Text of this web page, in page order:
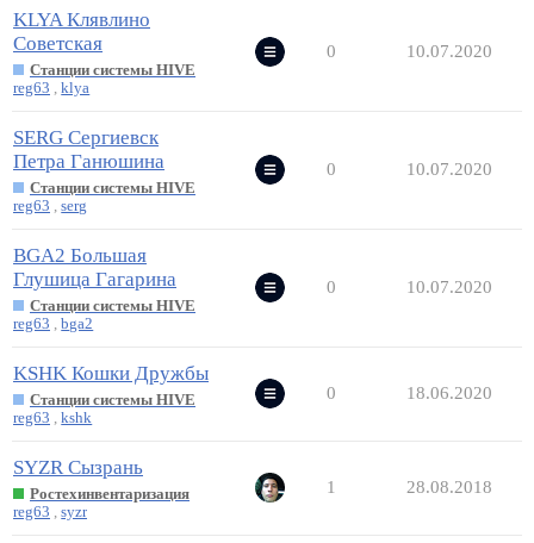
KLYA Клявлино
Советская
Станции системы HIVE
reg63
,klya
0 10.07.2020
SERG Сергиевск
Петра Ганюшина
Станции системы HIVE
reg63
,serg
0 10.07.2020
BGA2 Большая
Глушица Гагарина
Станции системы HIVE
reg63
,bga2
0 10.07.2020
KSHK Кошки Дружбы
Станции системы HIVE
reg63
,kshk
0 18.06.2020
SYZR Сызрань
Ростехинвентаризация
reg63
,syzr
1 28.08.2018